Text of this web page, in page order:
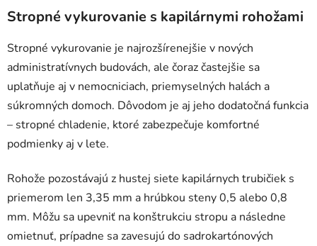
Stropné vykurovanie s kapilárnymi rohožami
Stropné vykurovanie je najrozšírenejšie v nových
administratívnych budovách, ale čoraz častejšie sa
uplatňuje aj v nemocniciach, priemyselných halách a
súkromných domoch. Dôvodom je aj jeho dodatočná funkcia
– stropné chladenie, ktoré zabezpečuje komfortné
podmienky aj v lete.
Rohože pozostávajú z hustej siete kapilárnych trubičiek s
priemerom len 3,35 mm a hrúbkou steny 0,5 alebo 0,8
mm. Môžu sa upevniť na konštrukciu stropu a následne
omietnuť, prípadne sa zavesujú do sadrokartónových